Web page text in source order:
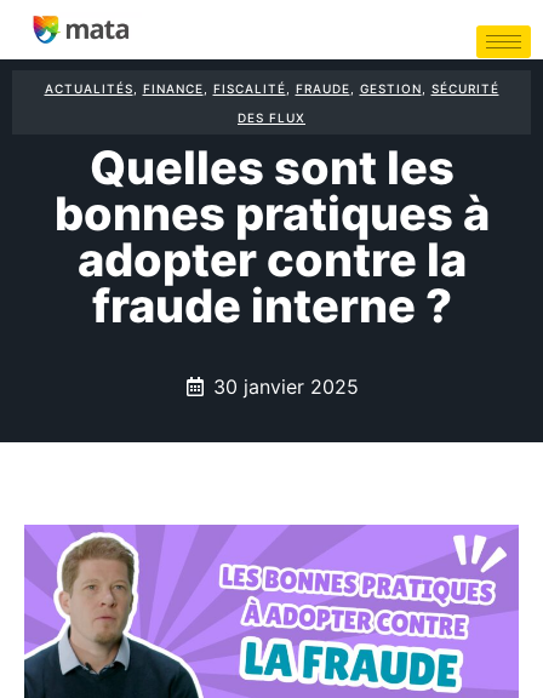
ACTUALITÉS FINANCE FISCALITÉ FRAUDE GESTION
SÉCURITÉ
DES FLUX
Quelles sont les
bonnes pratiques à
adopter contre la
fraude interne ?
30 janvier 2025